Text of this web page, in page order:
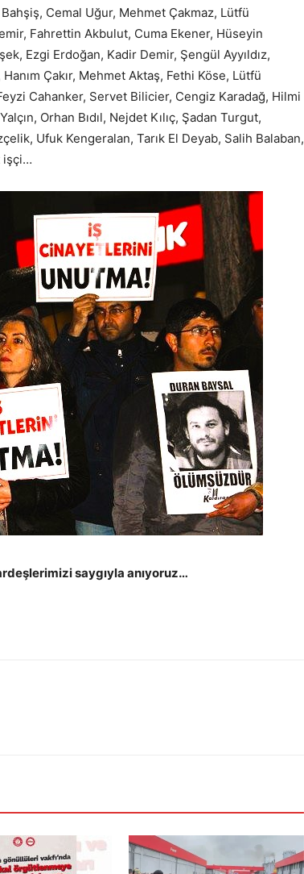
Cemal Uğur, Mehmet Çakmaz, Lütfü
Fahrettin Akbulut, Cuma Ekener, Hüseyin
Ezgi Erdoğan, Kadir Demir, Şengül Ayyıldız,
Çakır, Mehmet Aktaş, Fethi Köse, Lütfü
Cahanker, Servet Bilicier, Cengiz Karadağ, Hilmi
Orhan Bıdıl, Nejdet Kılıç, Şadan Turgut,
Ufuk Kengeralan, Tarık El Deyab, Salih Balaban,
işçi…
saygıyla anıyoruz…